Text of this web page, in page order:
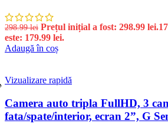
298.99lei Prețul inițial a fost: 298.99 lei.
este: 179.99 lei.
Adaugă în coș
Vizualizare rapidă
Camera auto tripla FullHD, 3
fata/spate/interior, ecran 2”, G